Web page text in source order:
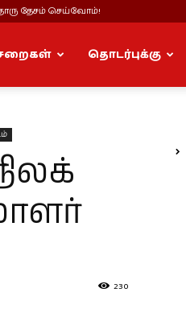
தேசம் செய்வோம்!
தொடர்புக்கு
230